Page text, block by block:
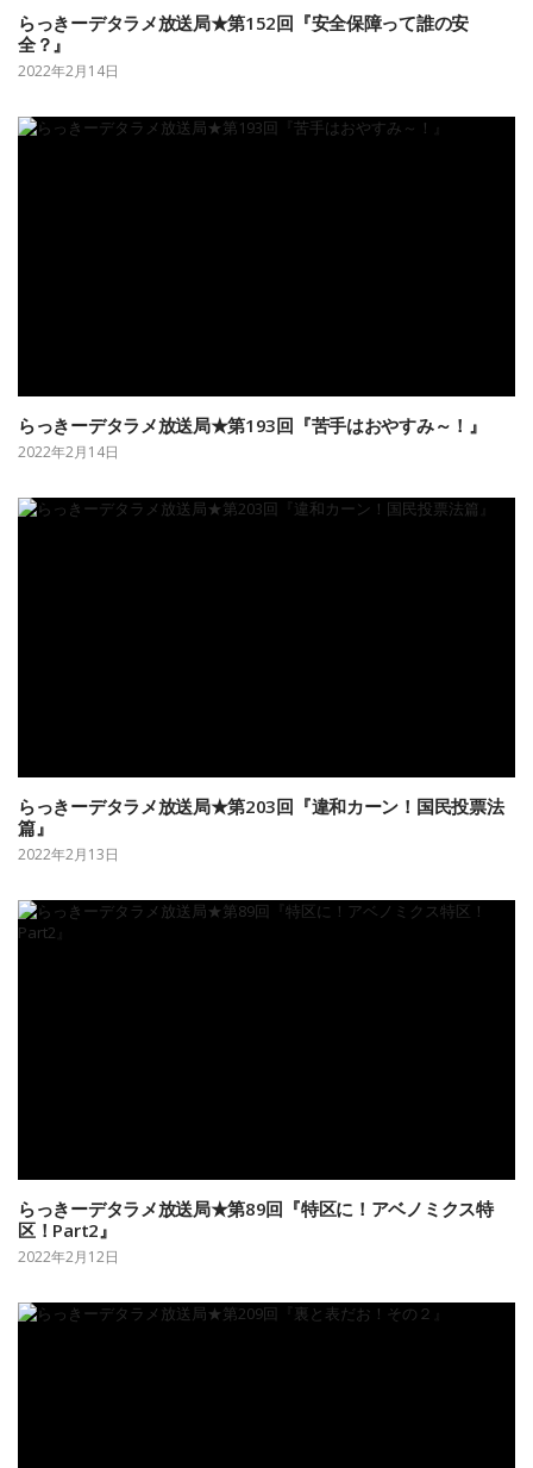
らっきーデタラメ放送局★第152回『安全保障って誰の安
全？』
2022年2月14日
らっきーデタラメ放送局★第193回『苦手はおやすみ～！』
2022年2月14日
らっきーデタラメ放送局★第203回『違和カーン！国民投票法
篇』
2022年2月13日
らっきーデタラメ放送局★第89回『特区に！アベノミクス特
区！Part2』
2022年2月12日